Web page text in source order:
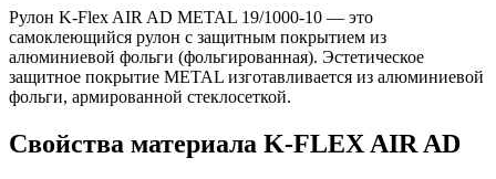
Рулон K-Flex AIR AD METAL 19/1000-10 — это
самоклеющийся рулон с защитным покрытием из
алюминиевой фольги (фольгированная). Эстетическое
защитное покрытие METAL изготавливается из алюминиевой
фольги, армированной стеклосеткой.
Свойства материала K-FLEX AIR AD